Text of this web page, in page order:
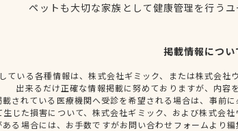
ペットも大切な家族として健康管理を行う
掲載情報につい
ている各種情報は、株式会社ギミック、または株式会社
出来るだけ正確な情報掲載に努めておりますが、内容
載されている医療機関へ受診を希望される場合は、事前
生じた損害について、株式会社ギミック、および株式会
ある場合には、お手数ですがお問い合わせフォームより